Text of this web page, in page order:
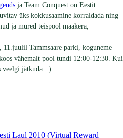
ja Team Conquest on Eestit
üks kokkusaamine korraldada ning
ja mured teispool maakera,
Tammsaare parki, koguneme
vähemalt pool tundi 12:00-12:30. Kui
veelgi jätkuda. :)
Laul 2010 (Virtual Reward